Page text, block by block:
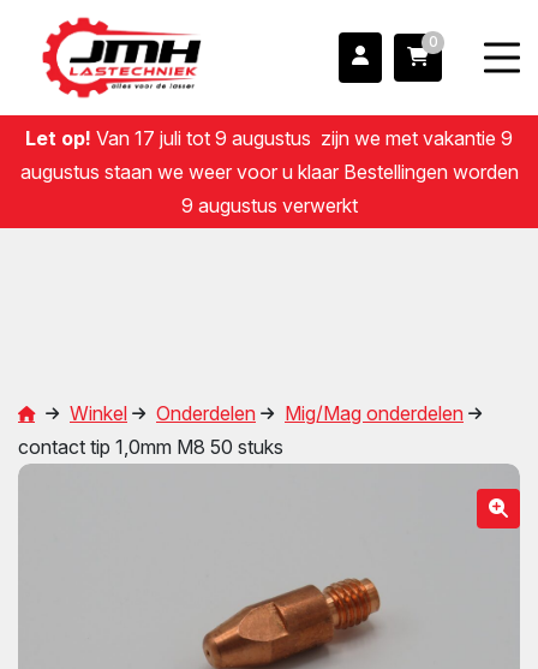
0
Let op! Van 17 juli tot 9 augustus zijn we met vakantie 9
augustus staan we weer voor u klaar Bestellingen worden
9 augustus verwerkt
Winkel Onderdelen
Mig/Mag onderdelen
contact tip 1,0mm M8 50 stuks